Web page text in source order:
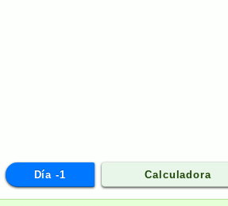
Día -1 Calculadora